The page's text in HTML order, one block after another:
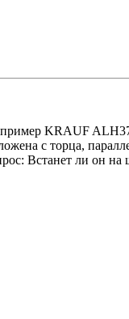
KRAUF
с торца,
Встанет ли он на